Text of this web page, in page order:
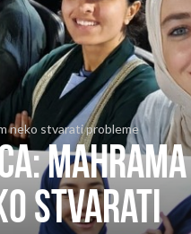
neko stvarati probleme
stvarati